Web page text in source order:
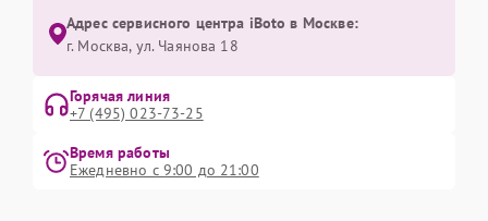
Адрес сервисного центра iBoto в Москве:
г. Москва, ул. Чаянова 18
Горячая линия
+7 (495) 023-73-25
Время работы
Ежедневно с 9:00 до 21:00